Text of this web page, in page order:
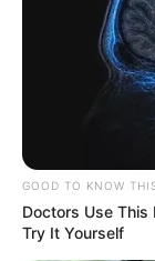
GOOD TO KNOW
Doctors Use This
Try It Yourself